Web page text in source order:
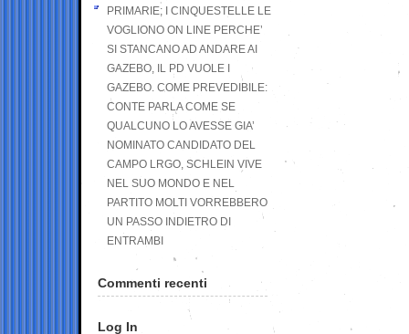
PRIMARIE; I CINQUESTELLE LE
VOGLIONO ON LINE PERCHE’
SI STANCANO AD ANDARE AI
GAZEBO, IL PD VUOLE I
GAZEBO. COME PREVEDIBILE:
CONTE PARLA COME SE
QUALCUNO LO AVESSE GIA’
NOMINATO CANDIDATO DEL
CAMPO LRGO, SCHLEIN VIVE
NEL SUO MONDO E NEL
PARTITO MOLTI VORREBBERO
UN PASSO INDIETRO DI
ENTRAMBI
Commenti recenti
Log In